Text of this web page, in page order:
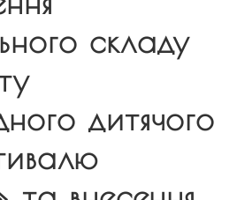
складу
дитячого